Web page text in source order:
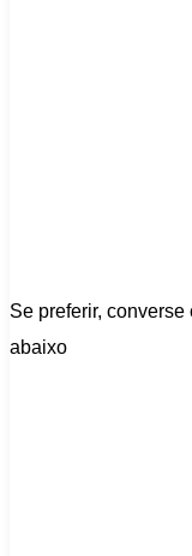
Se preferir,
abaixo